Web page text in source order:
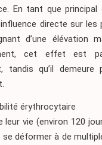
En tant que
directe sur les
d’une élévation
cet effet est
tandis qu’il
érythrocytaire
leur vie (environ 120
se déformer à de